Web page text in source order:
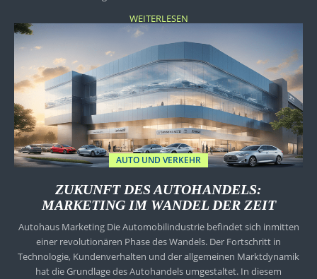
WEITERLESEN
AUTO UND VERKEHR
ZUKUNFT DES AUTOHANDELS:
MARKETING IM WANDEL DER ZEIT
Autohaus Marketing Die Automobilindustrie befindet sich inmitten
einer revolutionären Phase des Wandels. Der Fortschritt in
Technologie, Kundenverhalten und der allgemeinen Marktdynamik
hat die Grundlage des Autohandels umgestaltet. In diesem